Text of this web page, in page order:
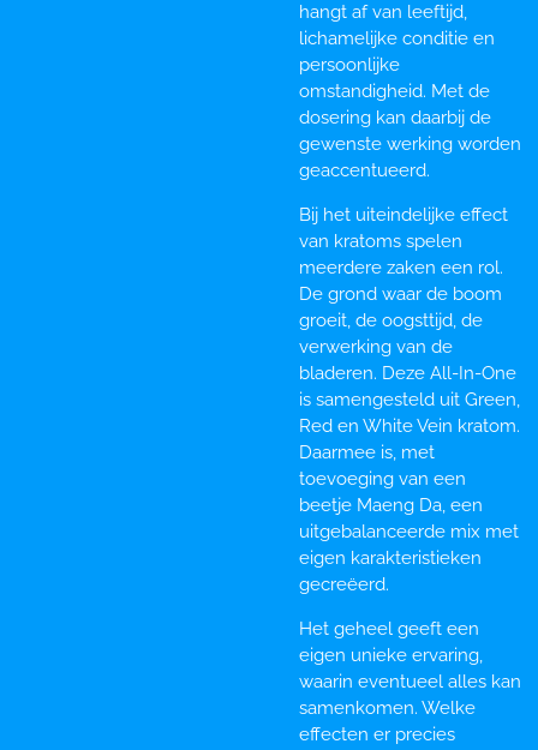
hangt af van leeftijd,
lichamelijke conditie en
persoonlijke
omstandigheid. Met de
dosering kan daarbij de
gewenste werking worden
geaccentueerd.
Bij het uiteindelijke effect
van kratoms spelen
meerdere zaken een rol.
De grond waar de boom
groeit, de oogsttijd, de
verwerking van de
bladeren. Deze All-In-One
is samengesteld uit Green,
Red en White Vein kratom.
Daarmee is, met
toevoeging van een
beetje Maeng Da, een
uitgebalanceerde mix met
eigen karakteristieken
gecreëerd.
Het geheel geeft een
eigen unieke ervaring,
waarin eventueel alles kan
samenkomen. Welke
effecten er precies